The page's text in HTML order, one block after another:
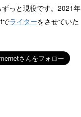
っと現役です。2021年
でライターをさせていた